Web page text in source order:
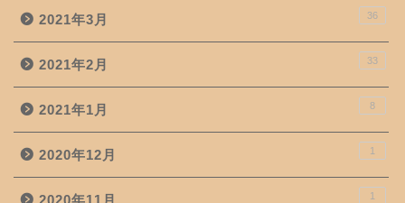
2021年3月 36
2021年2月 33
2021年1月 8
2020年12月 1
2020年11月 1